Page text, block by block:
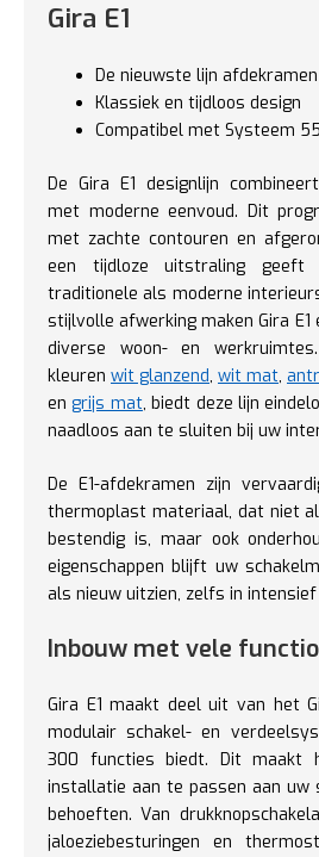
Gira E1
De nieuwste lijn
Klassiek en tijdloos design
Compatibel met Systeem 55
De Gira E1 designlijn
met moderne eenvoud. Dit
met zachte contouren en
een tijdloze uitstraling
traditionele als moderne
stijlvolle afwerking maken Gira E1
diverse woon- en
kleuren wit glanzend, wit mat,
engrijs mat, biedt deze lijn
naadloos aan te sluiten bij uw
De E1-afdekramen zijn
thermoplast materiaal, dat niet
bestendig is, maar ook
eigenschappen blijft uw
als nieuw uitzien, zelfs in
Inbouw met vele
Gira E1 maakt deel uit van het
modulair schakel- en
300 functies biedt. Dit maakt
installatie aan te passen aan uw
behoeften. Van
jaloeziebesturingen en